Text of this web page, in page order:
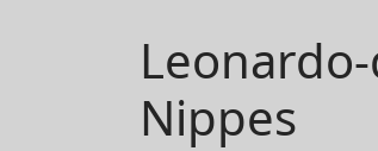
Nippes